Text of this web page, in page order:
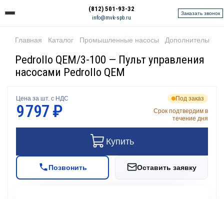
(812) 501-93-32
info@mvk-spb.ru
Заказать звонок
Главная Каталог Промышленные насосы Дополнительное
Pedrollo QEM/3-100 — Пульт управления
насосами Pedrollo QEM
Цена за шт. с НДС
9 797 ₽
Под заказ
Срок подтвердим в
течение дня
Купить
Позвонить Оставить заявку